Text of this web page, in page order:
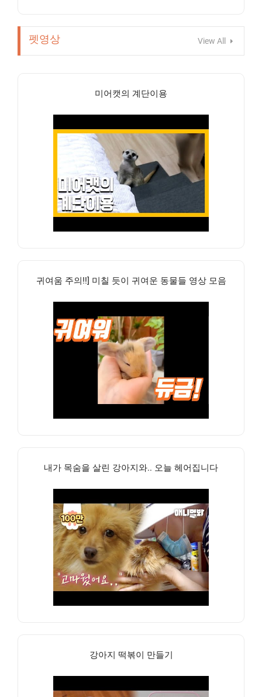
펫영상 View All
미어캣의 계단이용
귀여움 주의!!] 미칠 듯이 귀여운 동물들 영상 모음
내가 목숨을 살린 강아지와.. 오늘 헤어집니다
강아지 떡볶이 만들기